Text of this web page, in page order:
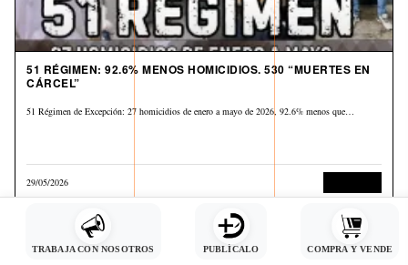
51 RÉGIMEN: 92.6% MENOS HOMICIDIOS. 530 “MUERTES EN
CÁRCEL”
51 Régimen de Excepción: 27 homicidios de enero a mayo de 2026, 92.6% menos que…
29/05/2026
TRABAJA CON NOSOTROS PUBLÍCALO COMPRA Y VENDE